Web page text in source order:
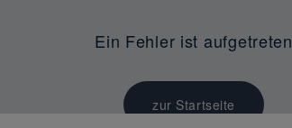
Ein Fehler ist aufgetreten
zur Startseite